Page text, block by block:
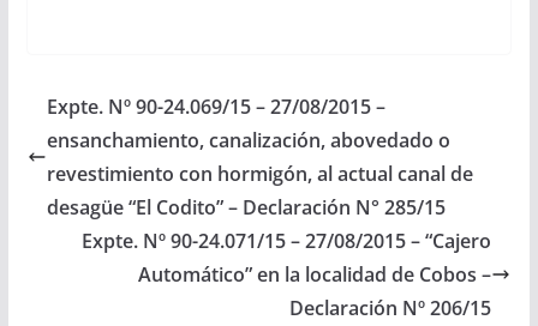
del cercado perimetral
de la Escuela N° 4365,
del Paraje de Lizoite,
del Municipio de Santa
Victoria Oeste.…
Expte. Nº 90-24.069/15 – 27/08/2015 –
ensanchamiento, canalización, abovedado o
revestimiento con hormigón, al actual canal de
desagüe “El Codito” – Declaración N° 285/15
Expte. Nº 90-24.071/15 – 27/08/2015 – “Cajero
Automático” en la localidad de Cobos –
Declaración Nº 206/15